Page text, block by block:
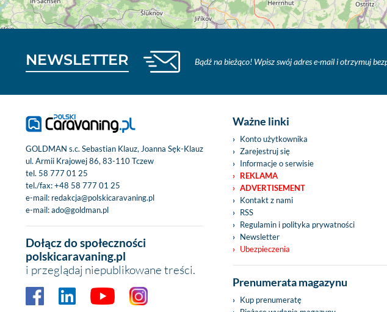
NEWSLETTER Bądź na bieżąco! Wpisz swój adres e-mail i otrzymuj
GOLDMAN s.c. Sebastian Klauz, Joanna Sęk-Klauz
ul. Armii Krajowej 86, 83-110 Tczew
tel. 58 777 01 25
tel./fax:+48 58 777 01 25
e-mail: redakcja@polskicaravaning.pl
e-mail:ado@goldman.pl
Dołącz do społeczności
polskicaravaning.pl
i przeglądaj niepublikowane treści.
Ważne linki
Konto użytkownika
Zarejestruj się
Informacje o serwisie
REKLAMA
ADVERTISEMENT
Kontakt z nami
RSS
Regulamin i polityka prywatności
Newsletter
Ubezpieczenia
Prenumerata magazynu
Kup prenumeratę